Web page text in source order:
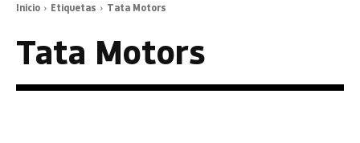
Inicio Etiquetas Tata Motors
Tata Motors